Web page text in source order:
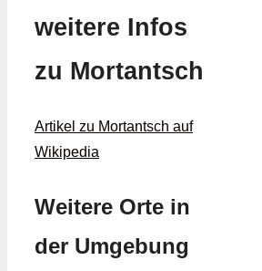
weitere Infos
zu Mortantsch
Artikel zu Mortantsch auf
Wikipedia
Weitere Orte in
der Umgebung